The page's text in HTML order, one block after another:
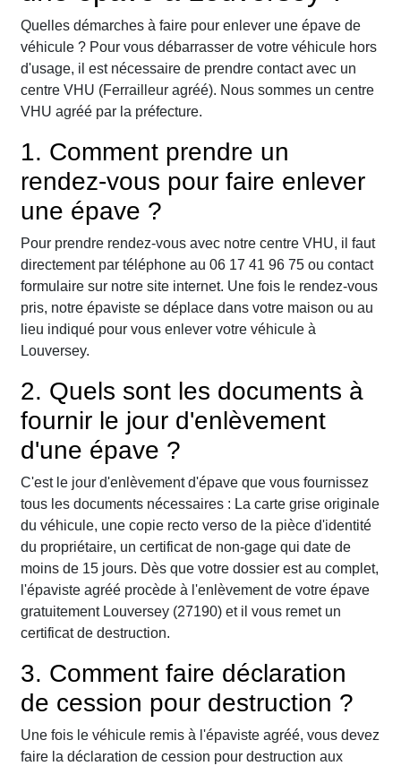
Quelles démarches à faire pour enlever une épave de
véhicule ? Pour vous débarrasser de votre véhicule hors
d'usage, il est nécessaire de prendre contact avec un
centre VHU (Ferrailleur agréé). Nous sommes un centre
VHU agréé par la préfecture.
1. Comment prendre un
rendez-vous pour faire enlever
une épave ?
Pour prendre rendez-vous avec notre centre VHU, il faut
directement par téléphone au 06 17 41 96 75 ou contact
formulaire sur notre site internet. Une fois le rendez-vous
pris, notre épaviste se déplace dans votre maison ou au
lieu indiqué pour vous enlever votre véhicule à
Louversey.
2. Quels sont les documents à
fournir le jour d'enlèvement
d'une épave ?
C'est le jour d'enlèvement d'épave que vous fournissez
tous les documents nécessaires : La carte grise originale
du véhicule, une copie recto verso de la pièce d'identité
du propriétaire, un certificat de non-gage qui date de
moins de 15 jours. Dès que votre dossier est au complet,
l'épaviste agréé procède à l'enlèvement de votre épave
gratuitement Louversey (27190) et il vous remet un
certificat de destruction.
3. Comment faire déclaration
de cession pour destruction ?
Une fois le véhicule remis à l'épaviste agréé, vous devez
faire la déclaration de cession pour destruction aux